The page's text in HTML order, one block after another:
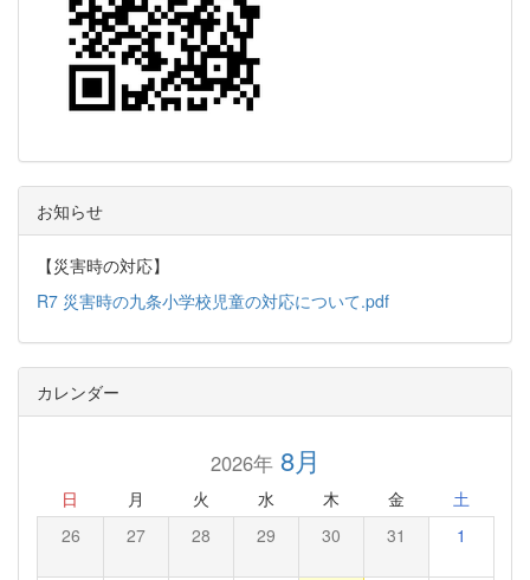
お知らせ
【災害時の対応】
R7 災害時の九条小学校児童の対応について.pdf
カレンダー
2026年8月
日 月 火 水 木 金 土
26 27 28 29 30 31 1